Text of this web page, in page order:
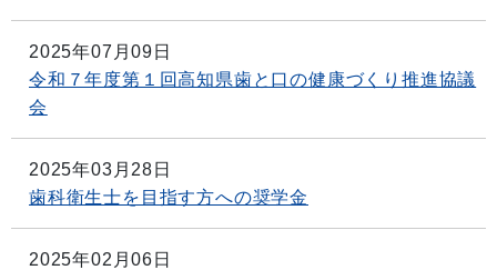
2025年07月09日
令和７年度第１回高知県歯と口の健康づくり推進協議
会
2025年03月28日
歯科衛生士を目指す方への奨学金
2025年02月06日